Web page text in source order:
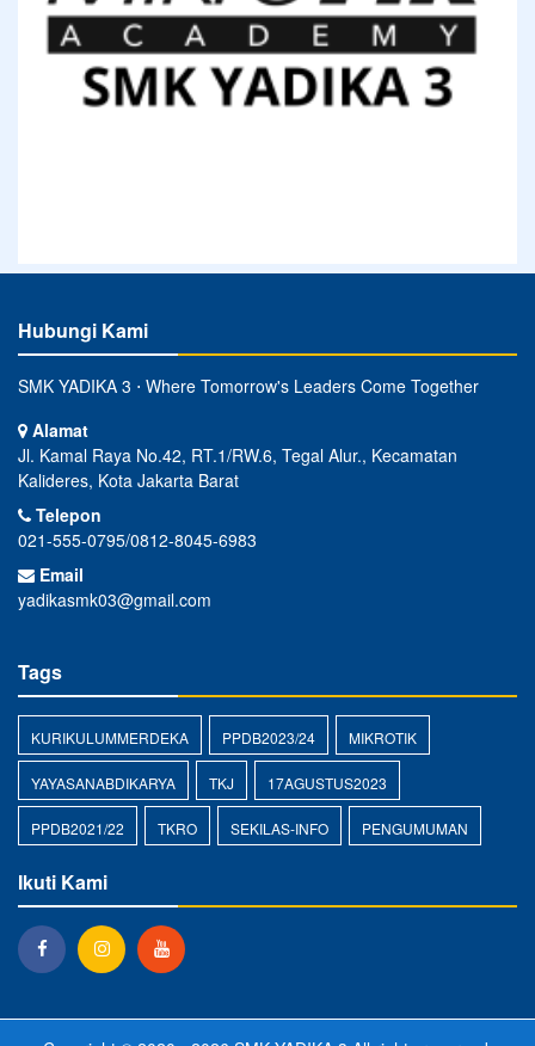
Hubungi Kami
SMK YADIKA 3 ⋅ Where Tomorrow's Leaders Come Together
Alamat
Jl. Kamal Raya No.42, RT.1/RW.6, Tegal Alur., Kecamatan
Kalideres, Kota Jakarta Barat
Telepon
021-555-0795/0812-8045-6983
Email
yadikasmk03@gmail.com
Tags
KURIKULUMMERDEKA PPDB2023/24 MIKROTIK
YAYASANABDIKARYA TKJ 17AGUSTUS2023
PPDB2021/22 TKRO SEKILAS-INFO PENGUMUMAN
Ikuti Kami